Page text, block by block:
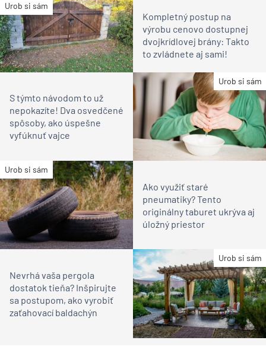
Urob si sám
Kompletný postup na
výrobu cenovo dostupnej
dvojkrídlovej brány: Takto
to zvládnete aj sami!
Urob si sám
S týmto návodom to už
nepokazíte! Dva osvedčené
spôsoby, ako úspešne
vyfúknuť vajce
Urob si sám
Ako využiť staré
pneumatiky? Tento
originálny taburet ukrýva aj
úložný priestor
Urob si sám
Nevrhá vaša pergola
dostatok tieňa? Inšpirujte
sa postupom, ako vyrobiť
zaťahovací baldachýn